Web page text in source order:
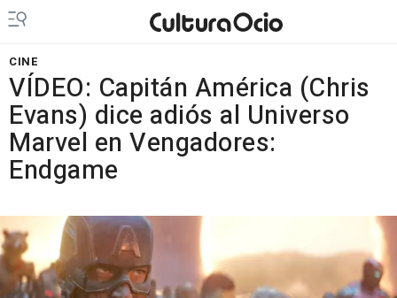
CINE
VÍDEO: Capitán América (Chris
Evans) dice adiós al Universo
Marvel en Vengadores:
Endgame